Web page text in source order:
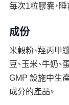
每次1粒膠囊，
成份
米榖粉、羥丙甲
豆、玉米、牛奶
GMP 設施中生
成分的產品。